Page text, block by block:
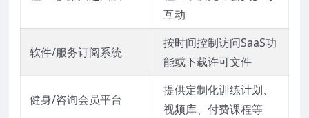
互动
软件/服务订阅系统
按时间控制访问SaaS功
能或下载许可文件
健身/咨询会员平台
提供定制化训练计划、
视频库、付费课程等